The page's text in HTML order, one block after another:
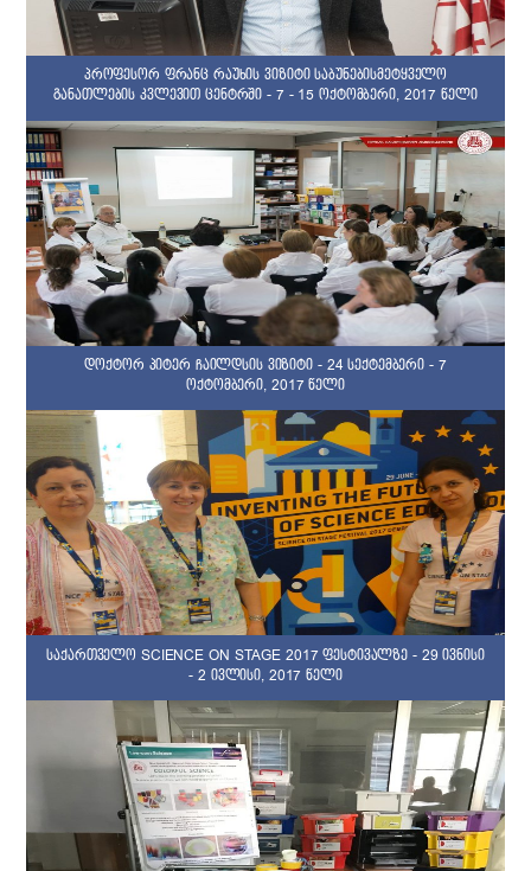
პროფესორ ფრანც რაუხის ვიზიტი საბუნებისმეტყველო
განათლების კვლევით ცენტრში - 7 - 15 ოქტომბერი, 2017 წელი
დოქტორ პიტერ ჩაილდსის ვიზიტი - 24 სექტემბერი - 7
ოქტომბერი, 2017 წელი
საქართველო SCIENCE ON STAGE 2017 ფესტივალზე - 29 ივნისი
- 2 ივლისი, 2017 წელი